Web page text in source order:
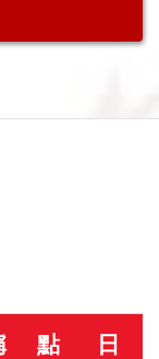
點
日